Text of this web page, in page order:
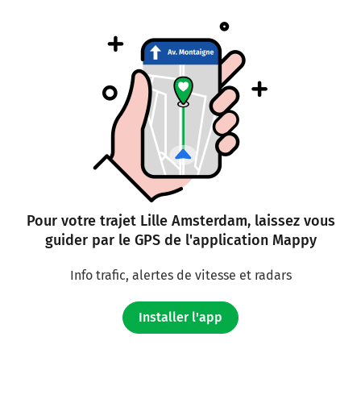
Pour votre trajet Lille Amsterdam, laissez vous
guider par le GPS de l'application Mappy
Info trafic, alertes de vitesse et radars
Installer l'app